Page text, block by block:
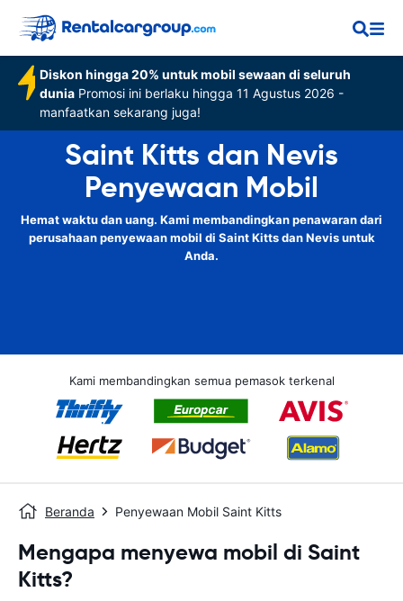
Diskon hingga 20% untuk mobil sewaan di seluruh
dunia Promosi ini berlaku hingga 11 Agustus 2026 -
manfaatkan sekarang juga!
Saint Kitts dan Nevis
Penyewaan Mobil
Hemat waktu dan uang. Kami membandingkan penawaran dari
perusahaan penyewaan mobil di Saint Kitts dan Nevis untuk
Anda.
Kami membandingkan semua pemasok terkenal
Beranda Penyewaan Mobil Saint Kitts
Mengapa menyewa mobil di Saint
Kitts?